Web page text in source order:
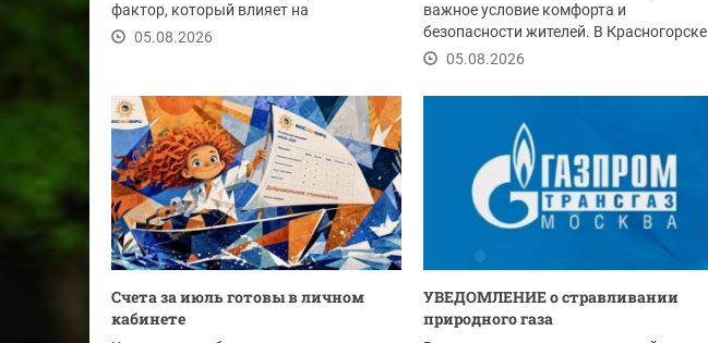
фактор, который влияет на
своевременность...
05.08.2026
важное условие комфорта и
безопасности жителей. В Красногорске
этим летом провели...
05.08.2026
Счета за июль готовы в личном
кабинете
УВЕДОМЛЕНИЕ о стравливании
природного газа